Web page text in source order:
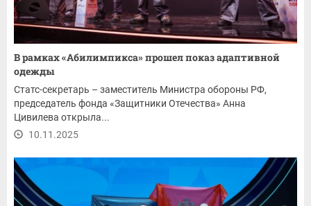
В рамках «Абилимпикса» прошел показ адаптивной
одежды
Статс-секретарь – заместитель Министра обороны РФ,
председатель фонда «Защитники Отечества» Анна
Цивилева открыла...
10.11.2025